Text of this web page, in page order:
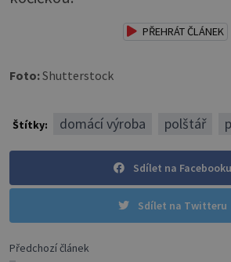
PŘEHRÁT ČLÁNEK
Foto:Shutterstock
Štítky: domácí výroba polštář
Sdílet na Facebooku
Sdílet na Twitteru
Předchozí článek